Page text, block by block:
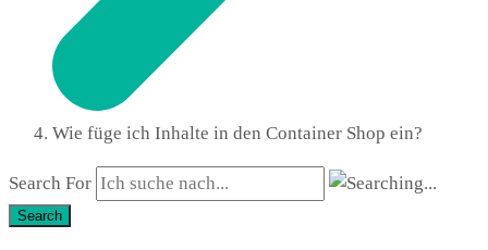
Wie füge ich Inhalte in den Container Shop ein?
Search For
Search